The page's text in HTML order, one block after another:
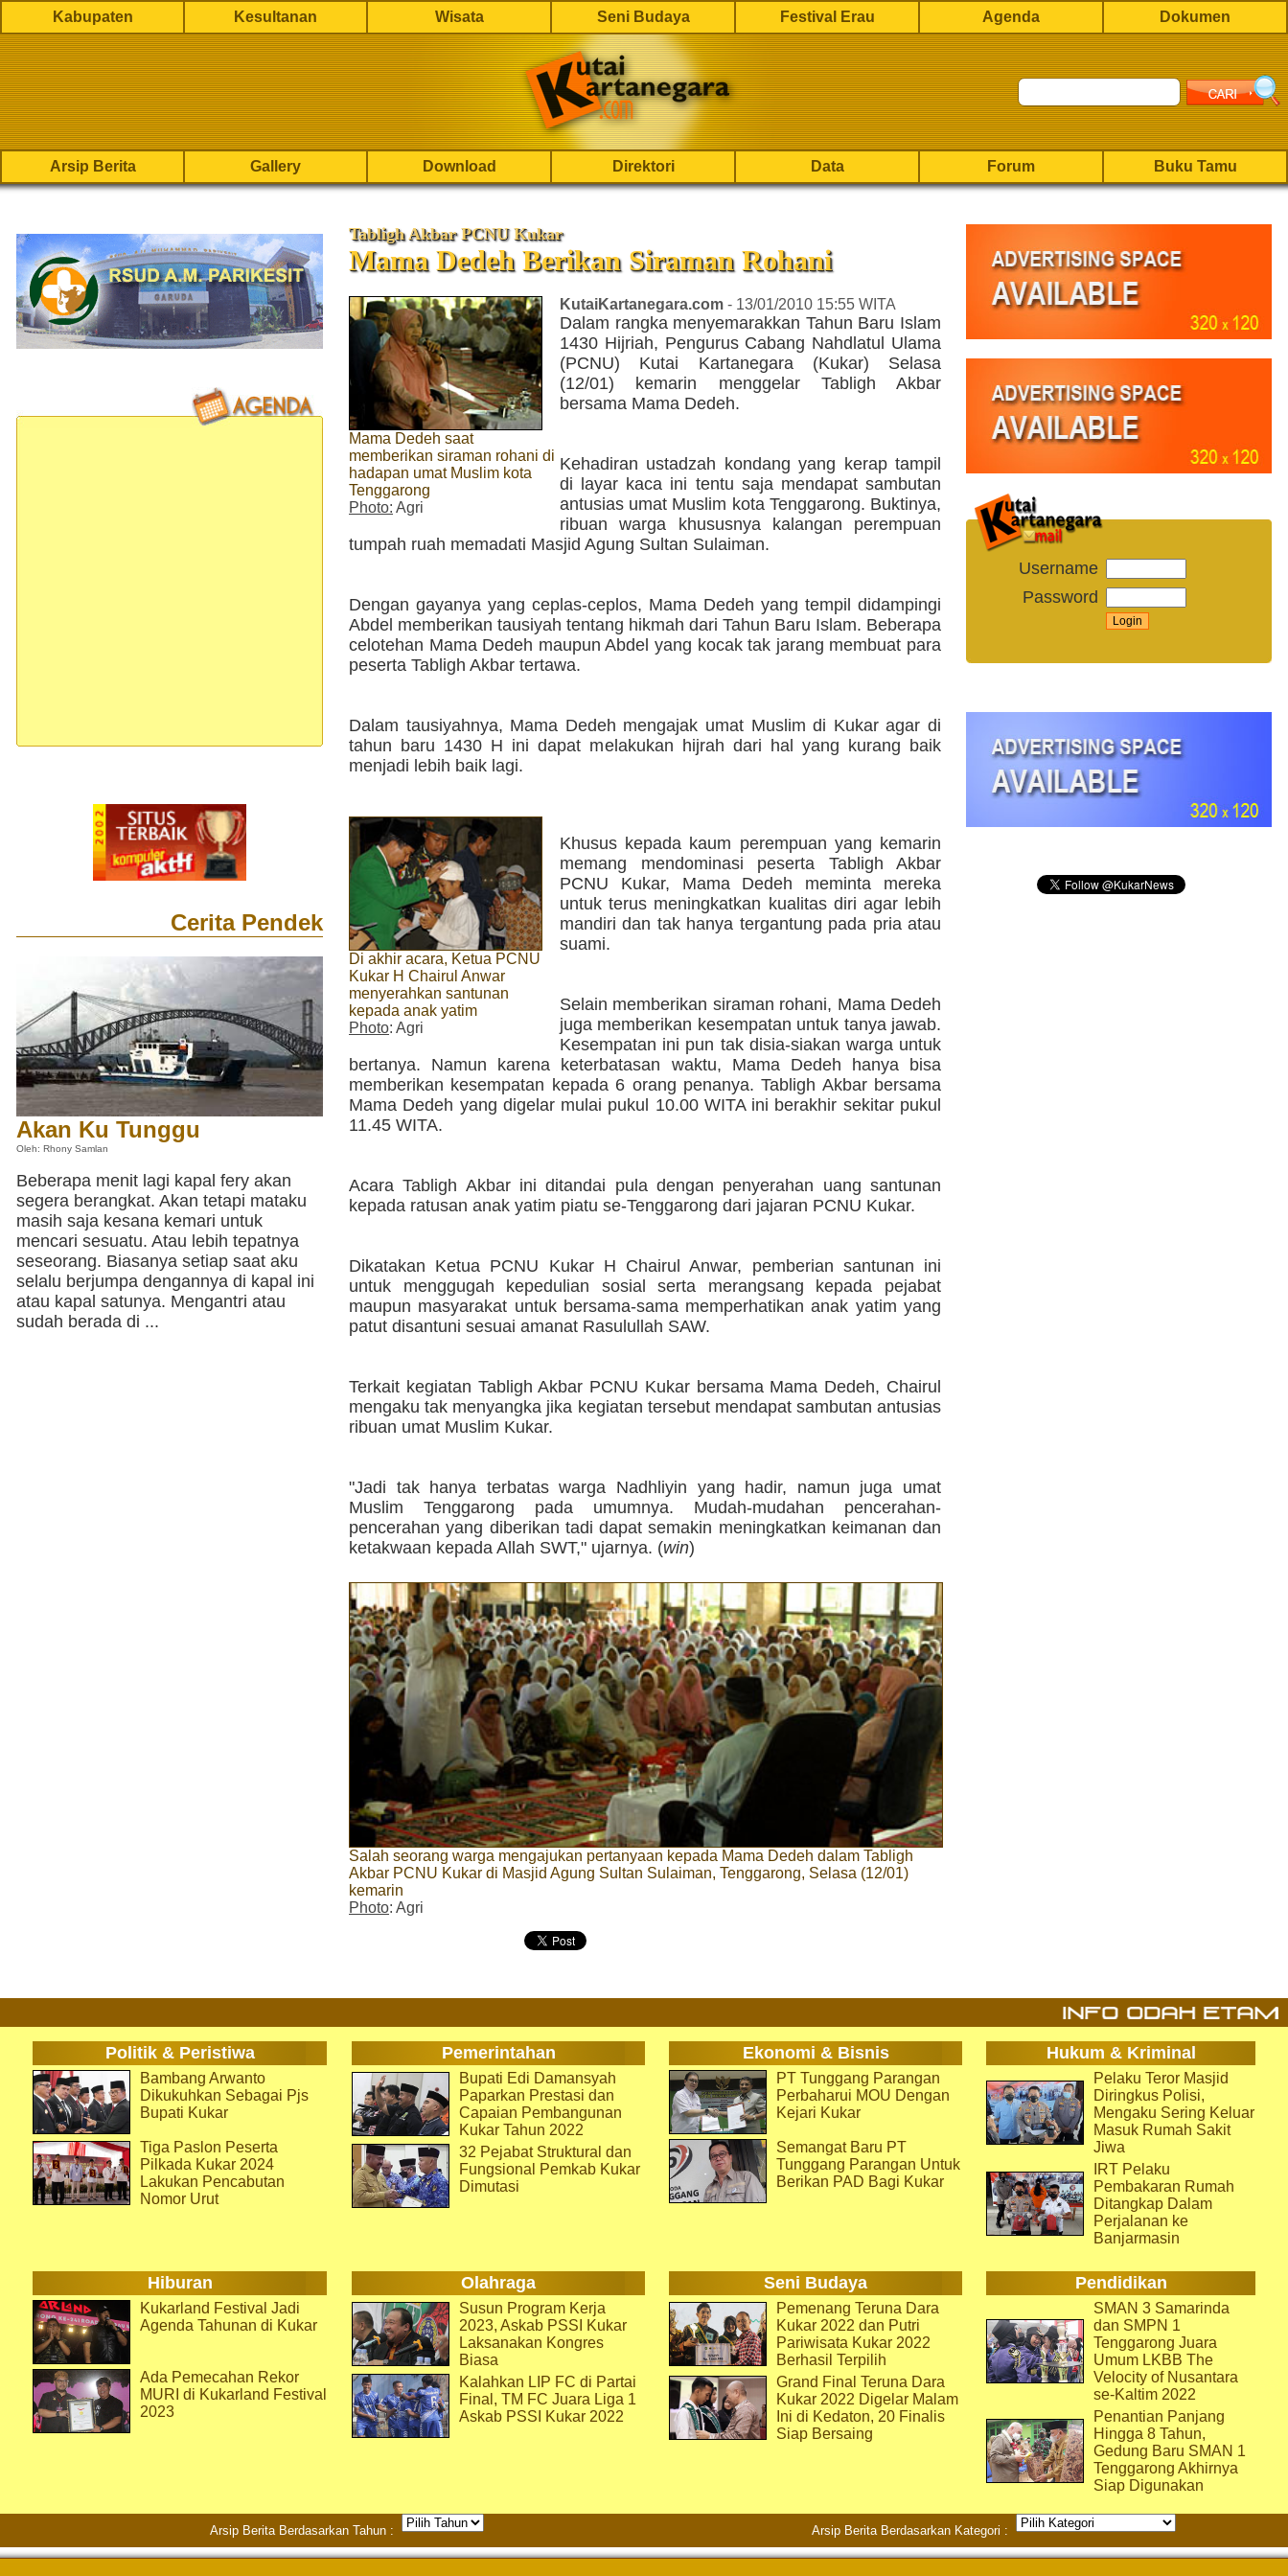
Kabupaten Kesultanan Wisata Seni Budaya Festival Erau Agenda Dokumen
Arsip Berita Gallery Download Direktori Data Forum Buku Tamu
Cerita Pendek
Akan Ku Tunggu
Oleh: Rhony Samlan
Beberapa menit lagi kapal fery akan
segera berangkat. Akan tetapi mataku
masih saja kesana kemari untuk
mencari sesuatu. Atau lebih tepatnya
seseorang. Biasanya setiap saat aku
selalu berjumpa dengannya di kapal ini
atau kapal satunya. Mengantri atau
sudah berada di ...
Tabligh Akbar PCNU Kukar
Mama Dedeh Berikan Siraman Rohani
Mama Dedeh saat
memberikan siraman rohani di
hadapan umat Muslim kota
Tenggarong
Photo: Agri
KutaiKartanegara.com - 13/01/2010 15:55 WITA
Dalam rangka menyemarakkan Tahun Baru Islam
1430 Hijriah, Pengurus Cabang Nahdlatul Ulama
(PCNU) Kutai Kartanegara (Kukar) Selasa
(12/01) kemarin menggelar Tabligh Akbar
bersama Mama Dedeh.
Kehadiran ustadzah kondang yang kerap tampil
di layar kaca ini tentu saja mendapat sambutan
antusias umat Muslim kota Tenggarong. Buktinya,
ribuan warga khususnya kalangan perempuan
tumpah ruah memadati Masjid Agung Sultan Sulaiman.
Dengan gayanya yang ceplas-ceplos, Mama Dedeh yang tempil didampingi
Abdel memberikan tausiyah tentang hikmah dari Tahun Baru Islam. Beberapa
celotehan Mama Dedeh maupun Abdel yang kocak tak jarang membuat para
peserta Tabligh Akbar tertawa.
Dalam tausiyahnya, Mama Dedeh mengajak umat Muslim di Kukar agar di
tahun baru 1430 H ini dapat melakukan hijrah dari hal yang kurang baik
menjadi lebih baik lagi.
Di akhir acara, Ketua PCNU
Kukar H Chairul Anwar
menyerahkan santunan
kepada anak yatim
Photo: Agri
Khusus kepada kaum perempuan yang kemarin
memang mendominasi peserta Tabligh Akbar
PCNU Kukar, Mama Dedeh meminta mereka
untuk terus meningkatkan kualitas diri agar lebih
mandiri dan tak hanya tergantung pada pria atau
suami.
Selain memberikan siraman rohani, Mama Dedeh
juga memberikan kesempatan untuk tanya jawab.
Kesempatan ini pun tak disia-siakan warga untuk
bertanya. Namun karena keterbatasan waktu, Mama Dedeh hanya bisa
memberikan kesempatan kepada 6 orang penanya. Tabligh Akbar bersama
Mama Dedeh yang digelar mulai pukul 10.00 WITA ini berakhir sekitar pukul
11.45 WITA.
Acara Tabligh Akbar ini ditandai pula dengan penyerahan uang santunan
kepada ratusan anak yatim piatu se-Tenggarong dari jajaran PCNU Kukar.
Dikatakan Ketua PCNU Kukar H Chairul Anwar, pemberian santunan ini
untuk menggugah kepedulian sosial serta merangsang kepada pejabat
maupun masyarakat untuk bersama-sama memperhatikan anak yatim yang
patut disantuni sesuai amanat Rasulullah SAW.
Terkait kegiatan Tabligh Akbar PCNU Kukar bersama Mama Dedeh, Chairul
mengaku tak menyangka jika kegiatan tersebut mendapat sambutan antusias
ribuan umat Muslim Kukar.
"Jadi tak hanya terbatas warga Nadhliyin yang hadir, namun juga umat
Muslim Tenggarong pada umumnya. Mudah-mudahan pencerahan-
pencerahan yang diberikan tadi dapat semakin meningkatkan keimanan dan
ketakwaan kepada Allah SWT," ujarnya. (win)
Salah seorang warga mengajukan pertanyaan kepada Mama Dedeh dalam Tabligh
Akbar PCNU Kukar di Masjid Agung Sultan Sulaiman, Tenggarong, Selasa (12/01)
kemarin
Photo: Agri
Username
Password
Politik & Peristiwa Pemerintahan Ekonomi & Bisnis Hukum & Kriminal
Bambang Arwanto
Dikukuhkan Sebagai Pjs
Bupati Kukar
Tiga Paslon Peserta
Pilkada Kukar 2024
Lakukan Pencabutan
Nomor Urut
Bupati Edi Damansyah
Paparkan Prestasi dan
Capaian Pembangunan
Kukar Tahun 2022
32 Pejabat Struktural dan
Fungsional Pemkab Kukar
Dimutasi
PT Tunggang Parangan
Perbaharui MOU Dengan
Kejari Kukar
Semangat Baru PT
Tunggang Parangan Untuk
Berikan PAD Bagi Kukar
Pelaku Teror Masjid
Diringkus Polisi,
Mengaku Sering Keluar
Masuk Rumah Sakit
Jiwa
IRT Pelaku
Pembakaran Rumah
Ditangkap Dalam
Perjalanan ke
Banjarmasin
Hiburan Olahraga Seni Budaya Pendidikan
Kukarland Festival Jadi
Agenda Tahunan di Kukar
Ada Pemecahan Rekor
MURI di Kukarland Festival
2023
Susun Program Kerja
2023, Askab PSSI Kukar
Laksanakan Kongres
Biasa
Kalahkan LIP FC di Partai
Final, TM FC Juara Liga 1
Askab PSSI Kukar 2022
Pemenang Teruna Dara
Kukar 2022 dan Putri
Pariwisata Kukar 2022
Berhasil Terpilih
Grand Final Teruna Dara
Kukar 2022 Digelar Malam
Ini di Kedaton, 20 Finalis
Siap Bersaing
SMAN 3 Samarinda
dan SMPN 1
Tenggarong Juara
Umum LKBB The
Velocity of Nusantara
se-Kaltim 2022
Penantian Panjang
Hingga 8 Tahun,
Gedung Baru SMAN 1
Tenggarong Akhirnya
Siap Digunakan
Arsip Berita Berdasarkan Tahun : Arsip Berita Berdasarkan Kategori :